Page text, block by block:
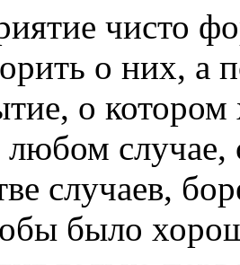
чисто
о них, а
о
случае,
случаев,
было